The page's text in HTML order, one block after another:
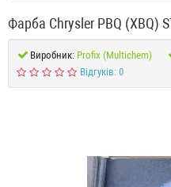
Фарба Chrysler PBQ (XBQ)
Виробник: Profix (Multichem)
Відгуків: 0